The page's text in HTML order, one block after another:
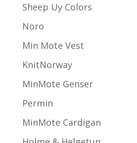
Sheep Uy Colors
Noro
Min Mote Vest
KnitNorway
MinMote Genser
Permin
MinMote Cardigan